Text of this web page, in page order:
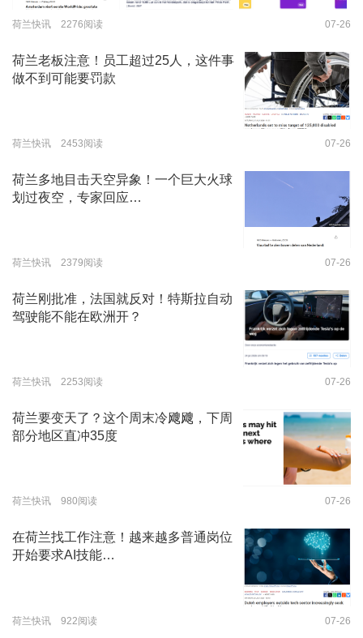
荷兰快讯 2276阅读 07-26
荷兰老板注意！员工超过25人，这件事
做不到可能要罚款
荷兰快讯 2453阅读 07-26
荷兰多地目击天空异象！一个巨大火球
划过夜空，专家回应…
荷兰快讯 2379阅读 07-26
荷兰刚批准，法国就反对！特斯拉自动
驾驶能不能在欧洲开？
荷兰快讯 2253阅读 07-26
荷兰要变天了？这个周末冷飕飕，下周
部分地区直冲35度
荷兰快讯 980阅读 07-26
在荷兰找工作注意！越来越多普通岗位
开始要求AI技能…
荷兰快讯 922阅读 07-26